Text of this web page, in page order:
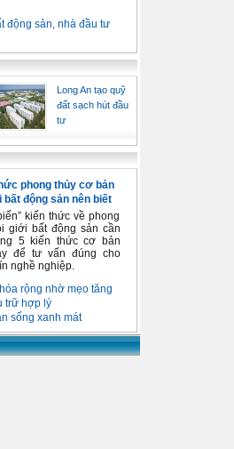
động sản, nhà đầu tư
Long An tạo quỹ
đất sạch hút đầu
tư
phong thủy cơ bản
bất động sản nên biết
kiến thức về phong
giới bất động sản cần
5 kiến thức cơ bản
để tư vấn đúng cho
nghề nghiệp.
rộng nhờ mẹo tăng
trữ hợp lý
sống xanh mát